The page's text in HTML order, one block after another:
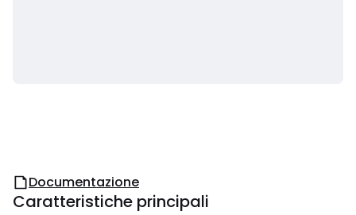
Documentazione
Caratteristiche principali